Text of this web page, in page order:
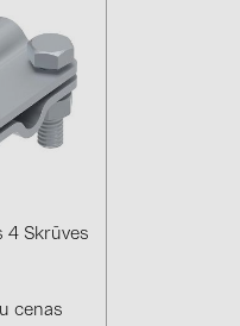
4 Skrūves
cenas